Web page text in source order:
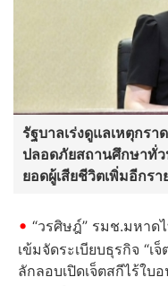
รัฐบาลเร่งดูแลเหตุกรา
ปลอดภัยสถานศึกษาทั่
ยอดผู้เสียชีวิตเพิ่มอีกร
“วรศิษฎ์” รมช.มหา
เข้มจัดระเบียบธุรกิจ “เ
ลักลอบเปิดเจ็ตสกีไร้ใ